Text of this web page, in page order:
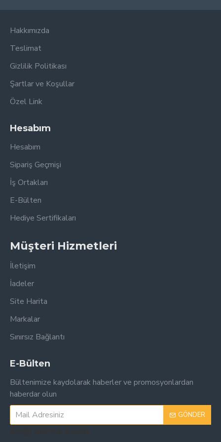
Hakkımızda
Teslimat
Gizlilik Politikası
Şartlar ve Koşullar
Özel Link
Hesabım
Hesabım
Sipariş Geçmişi
İş Ortakları
E-Bülten
Hediye Sertifikaları
Müşteri Hizmetleri
İletişim
İadeler
Site Harita
Markalar
Sınırsız Bağlantı
E-Bülten
Bültenimize kaydolarak haberler ve promosyonlardan
haberdar olun
GÖNDER